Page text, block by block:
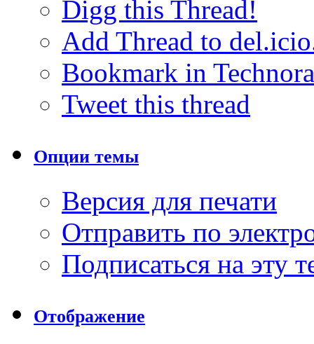
Digg this Thread!
Add Thread to
Bookmark in
Tweet this thread
Опции темы
Версия для печати
Отправить по
Подписаться на эту
Отображение